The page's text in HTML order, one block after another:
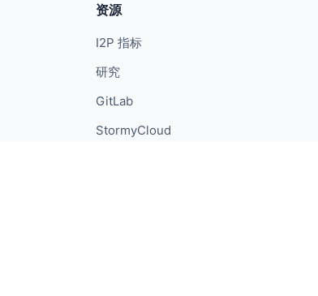
资源
I2P 指标
研究
GitLab
StormyCloud